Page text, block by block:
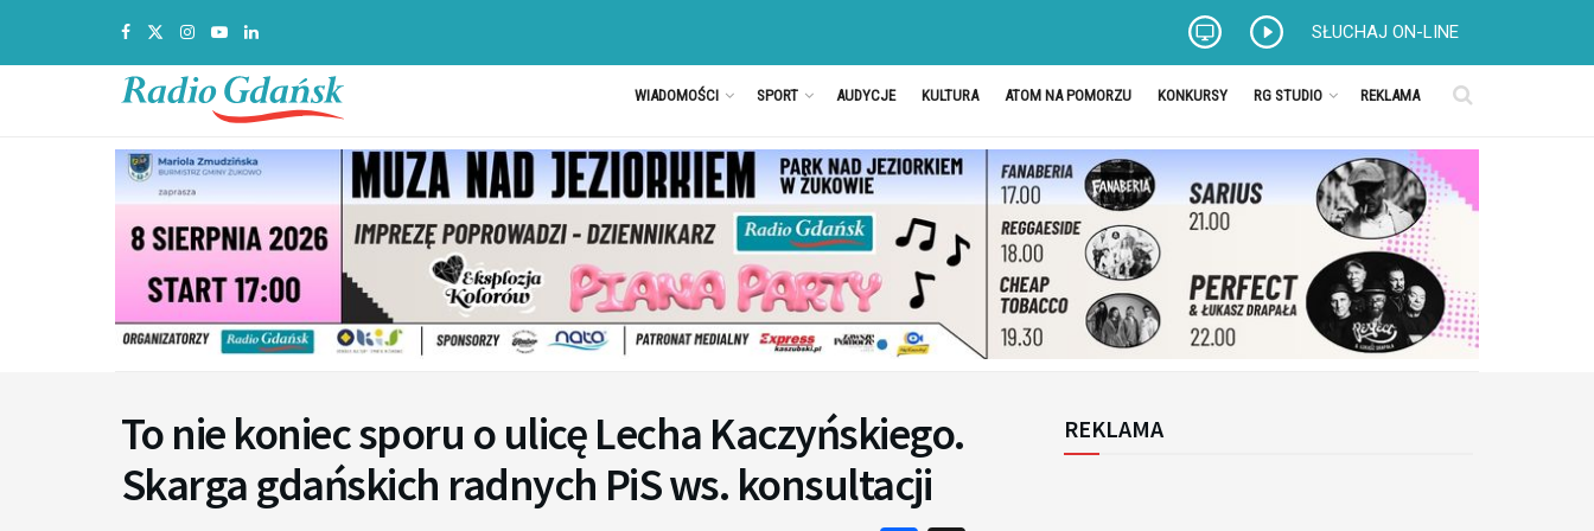
SŁUCHAJ ON-LINE
WIADOMOŚCI SPORT AUDYCJE KULTURA ATOM NA POMORZU KONKURSY RG STUDIO REKLAMA
To nie koniec sporu o ulicę Lecha Kaczyńskiego.
Skarga gdańskich radnych PiS ws. konsultacji
REKLAMA